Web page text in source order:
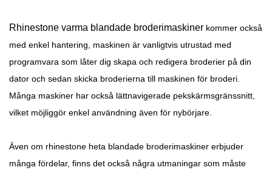
Rhinestone varma blandade broderimaskiner kommer också
med enkel hantering, maskinen är vanligtvis utrustad med
programvara som låter dig skapa och redigera broderier på din
dator och sedan skicka broderierna till maskinen för broderi.
Många maskiner har också lättnavigerade pekskärmsgränssnitt,
vilket möjliggör enkel användning även för nybörjare.
Även om rhinestone heta blandade broderimaskiner erbjuder
många fördelar, finns det också några utmaningar som måste